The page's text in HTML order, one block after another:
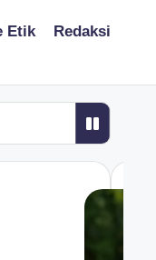
Etik Redaksi